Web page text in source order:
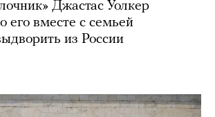
Джастас Уолкер
его вместе с семьей
из России